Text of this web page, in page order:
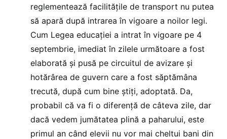
reglementează facilitățile de transport nu putea
să apară după intrarea în vigoare a noilor legi.
Cum Legea educației a intrat în vigoare pe 4
septembrie, imediat în zilele următoare a fost
elaborată și pusă pe circuitul de avizare și
hotărârea de guvern care a fost săptămâna
trecută, după cum bine știți, adoptată. Da,
probabil că va fi o diferență de câteva zile, dar
dacă vedem jumătatea plină a paharului, este
primul an când elevii nu vor mai cheltui bani din